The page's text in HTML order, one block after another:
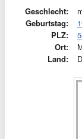
Geschlecht:
Geburtstag:
PLZ:
Ort:
Land: